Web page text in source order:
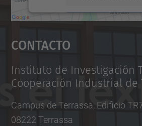
Aceptar
powered by
Contacto
Instituto de Investigación
Cooperación Industrial de
Campus de Terrassa, Edificio
08222 Terrassa